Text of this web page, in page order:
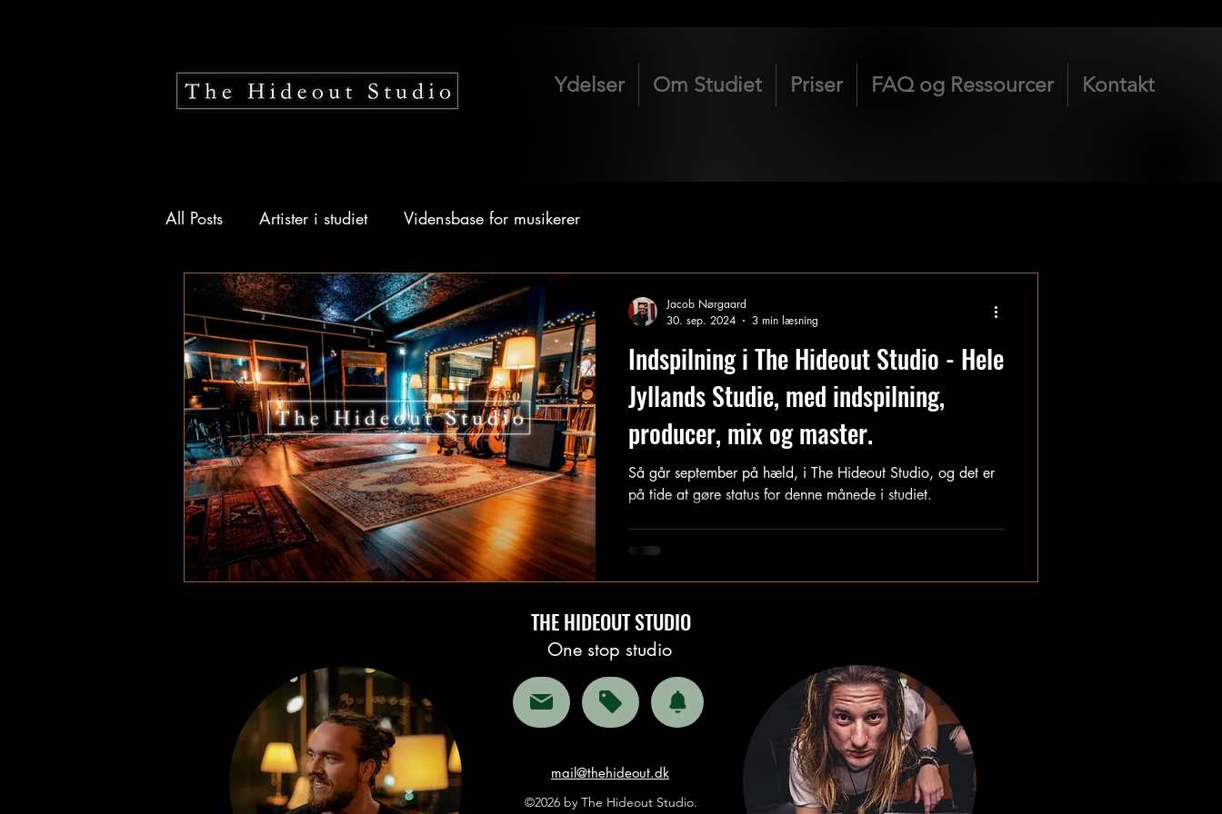
Ydelser Om Studiet Priser FAQ og Ressourcer Kontakt
All Posts Artister i studiet Vidensbase for musikerer
Indspilning i The Hideout Studio - Hele
Jyllands Studie, med indspilning,
producer, mix og master.
Så går september på hæld, i The Hideout Studio, og det er
på tide at gøre status for denne månede i studiet.
Jacob Nørgaard
30. sep. 2024
3 min læsning
THE HIDEOUT STUDIO
One stop studio
mail@thehideout.dk
©2026 by The Hideout Studio.